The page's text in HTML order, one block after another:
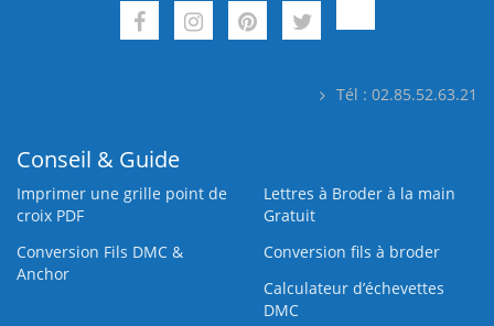
Tél : 02.85.52.63.21
Conseil & Guide
Imprimer une grille point de
croix PDF
Lettres à Broder à la main
Gratuit
Conversion Fils DMC &
Anchor
Conversion fils à broder
Calculateur d’échevettes
DMC